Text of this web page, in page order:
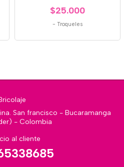
$25.000
- Troqueles
San francisco - Bucaramanga
- Colombia
al cliente